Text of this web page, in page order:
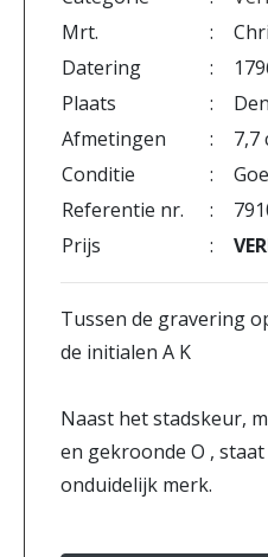
Mrt.
:
Datering
:
Plaats
:
Afmetingen
:
7,7
Conditie
:
Referentie nr.
:
Prijs
:
Tussen de gravering
de initialen A K
Naast het stadskeur,
en gekroonde O ,
onduidelijk merk.